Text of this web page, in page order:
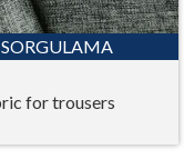
SORGULAMA
for trousers